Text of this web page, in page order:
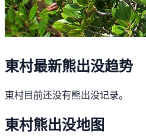
東村最新熊出没趋势
東村目前还没有熊出没记录。
東村熊出没地图